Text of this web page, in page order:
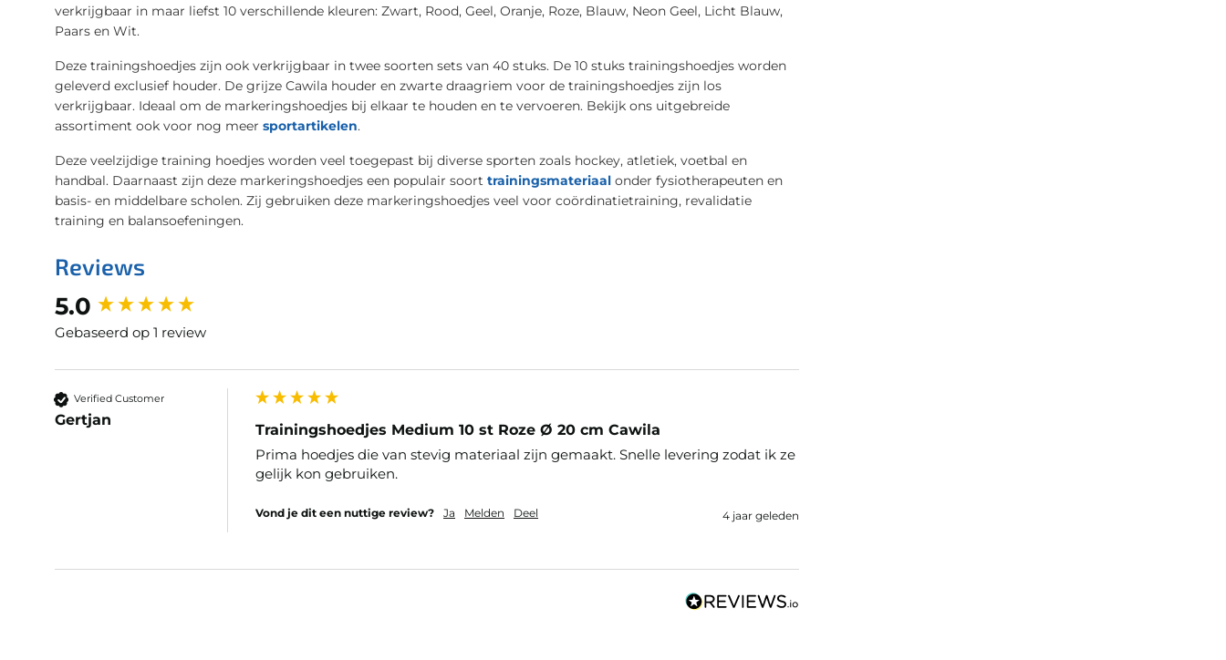
verkrijgbaar in maar liefst 10 verschillende kleuren: Zwart, Rood, Geel, Oranje, Roze, Blauw, Neon Geel, Licht Blauw,
Paars en Wit.
Deze trainingshoedjes zijn ook verkrijgbaar in twee soorten sets van 40 stuks. De 10 stuks trainingshoedjes worden
geleverd exclusief houder. De grijze Cawila houder en zwarte draagriem voor de trainingshoedjes zijn los
verkrijgbaar. Ideaal om de markeringshoedjes bij elkaar te houden en te vervoeren. Bekijk ons uitgebreide
assortiment ook voor nog meer sportartikelen.
Deze veelzijdige training hoedjes worden veel toegepast bij diverse sporten zoals hockey, atletiek, voetbal en
handbal. Daarnaast zijn deze markeringshoedjes een populair soort trainingsmateriaal onder fysiotherapeuten en
basis- en middelbare scholen. Zij gebruiken deze markeringshoedjes veel voor coördinatietraining, revalidatie
training en balansoefeningen.
Reviews
5.0
Gebaseerd op 1 review
Verified Customer
Gertjan
Trainingshoedjes Medium 10 st Roze Ø 20 cm Cawila
Prima hoedjes die van stevig materiaal zijn gemaakt. Snelle levering zodat ik ze
gelijk kon gebruiken.
Vond je dit een nuttige review? Ja Melden Deel 4 jaar geleden
New content loaded